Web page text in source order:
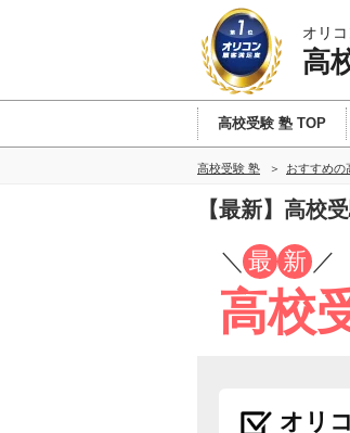
オリ
高
高校受験 塾 TOP
高校受験 塾 おすすめの
【最新】高校
／ 最 新 ／
高校
オリ